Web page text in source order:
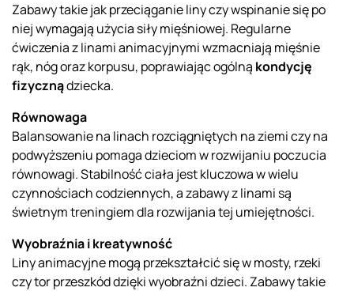
Zabawy takie jak przeciąganie liny czy wspinanie się po
niej wymagają użycia siły mięśniowej. Regularne
ćwiczenia z linami animacyjnymi wzmacniają mięśnie
rąk, nóg oraz korpusu, poprawiając ogólną kondycję
fizycznądziecka.
Równowaga
Balansowanie na linach rozciągniętych na ziemi czy na
podwyższeniu pomaga dzieciom w rozwijaniu poczucia
równowagi. Stabilność ciała jest kluczowa w wielu
czynnościach codziennych, a zabawy z linami są
świetnym treningiem dla rozwijania tej umiejętności.
Wyobraźnia i kreatywność
Liny animacyjne mogą przekształcić się w mosty, rzeki
czy tor przeszkód dzięki wyobraźni dzieci. Zabawy takie